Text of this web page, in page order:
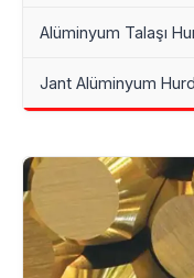
Alüminyum Talaşı
Jant Alüminyum